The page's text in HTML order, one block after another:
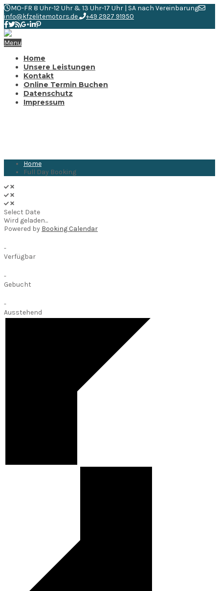
MO-FR 8 Uhr-12 Uhr & 13 Uhr-17 Uhr | SA nach Vereinbarung
info@kfzelitemotors.de
+49 2927 91950
Menu
Home
Unsere Leistungen
Kontakt
Online Termin Buchen
Datenschutz
Impressum
Home
Full Day Booking
Select Date
Wird geladen...
Powered by Booking Calendar
-
Verfügbar
-
Gebucht
-
Ausstehend